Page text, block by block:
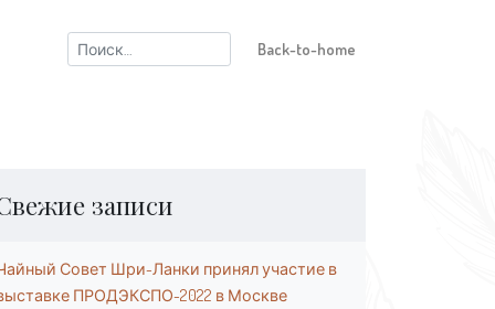
Найти: Back-to-home
записи
Совет Шри-Ланки принял участие в
ПРОДЭКСПО-2022 в Москве